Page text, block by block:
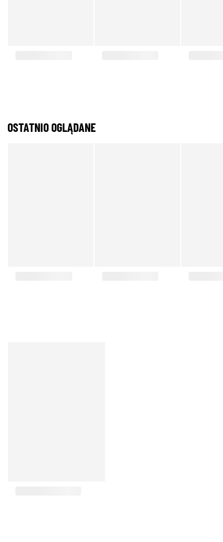
OSTATNIO OGLĄDANE